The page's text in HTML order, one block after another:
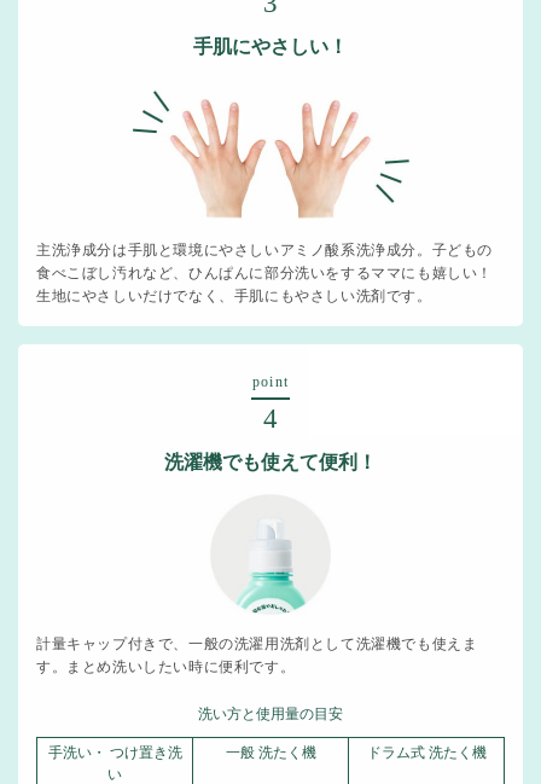
手肌にやさしい！
主洗浄成分は手肌と環境にやさしいアミノ酸系洗浄成分。子どもの
食べこぼし汚れなど、ひんぱんに部分洗いをするママにも嬉しい！
生地にやさしいだけでなく、手肌にもやさしい洗剤です。
point
4
洗濯機でも使えて便利！
計量キャップ付きで、一般の洗濯用洗剤として洗濯機でも使えま
す。まとめ洗いしたい時に便利です。
洗い方と使用量の目安
手洗い・ つけ置き洗
い
一般 洗たく機 ドラム式 洗たく機